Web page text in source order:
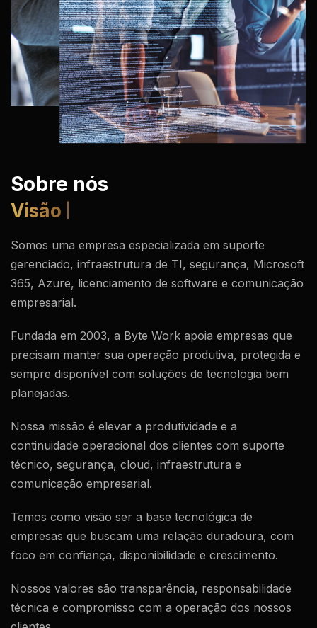
Sobre nós
Valores
Somos uma empresa especializada em suporte
gerenciado, infraestrutura de TI, segurança, Microsoft
365, Azure, licenciamento de software e comunicação
empresarial.
Fundada em 2003, a Byte Work apoia empresas que
precisam manter sua operação produtiva, protegida e
sempre disponível com soluções de tecnologia bem
planejadas.
Nossa missão é elevar a produtividade e a
continuidade operacional dos clientes com suporte
técnico, segurança, cloud, infraestrutura e
comunicação empresarial.
Temos como visão ser a base tecnológica de
empresas que buscam uma relação duradoura, com
foco em confiança, disponibilidade e crescimento.
Nossos valores são transparência, responsabilidade
técnica e compromisso com a operação dos nossos